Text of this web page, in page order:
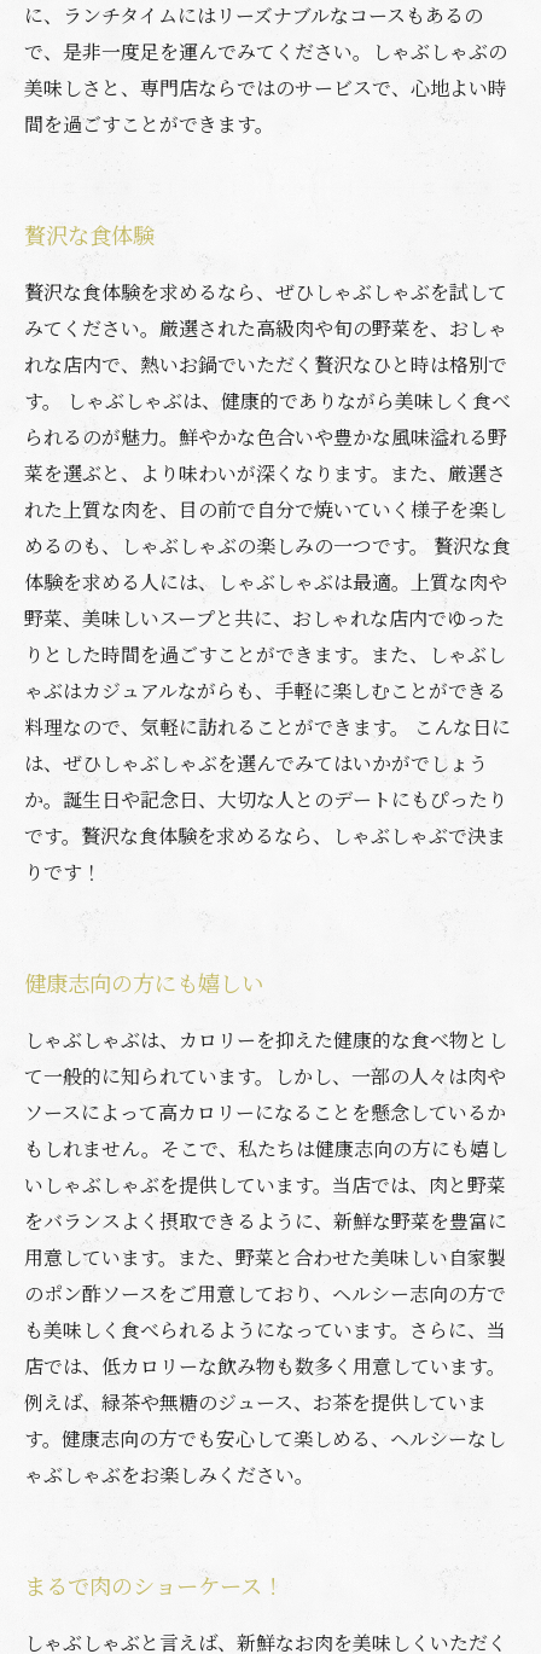
に、ランチタイムにはリーズナブルなコースもあるの
で、是非一度足を運んでみてください。しゃぶしゃぶの
美味しさと、専門店ならではのサービスで、心地よい時
間を過ごすことができます。
贅沢な食体験
贅沢な食体験を求めるなら、ぜひしゃぶしゃぶを試して
みてください。厳選された高級肉や旬の野菜を、おしゃ
れな店内で、熱いお鍋でいただく贅沢なひと時は格別で
す。 しゃぶしゃぶは、健康的でありながら美味しく食べ
られるのが魅力。鮮やかな色合いや豊かな風味溢れる野
菜を選ぶと、より味わいが深くなります。また、厳選さ
れた上質な肉を、目の前で自分で焼いていく様子を楽し
めるのも、しゃぶしゃぶの楽しみの一つです。 贅沢な食
体験を求める人には、しゃぶしゃぶは最適。上質な肉や
野菜、美味しいスープと共に、おしゃれな店内でゆった
りとした時間を過ごすことができます。また、しゃぶし
ゃぶはカジュアルながらも、手軽に楽しむことができる
料理なので、気軽に訪れることができます。 こんな日に
は、ぜひしゃぶしゃぶを選んでみてはいかがでしょう
か。誕生日や記念日、大切な人とのデートにもぴったり
です。贅沢な食体験を求めるなら、しゃぶしゃぶで決ま
りです！
健康志向の方にも嬉しい
しゃぶしゃぶは、カロリーを抑えた健康的な食べ物とし
て一般的に知られています。しかし、一部の人々は肉や
ソースによって高カロリーになることを懸念しているか
もしれません。そこで、私たちは健康志向の方にも嬉し
いしゃぶしゃぶを提供しています。当店では、肉と野菜
をバランスよく摂取できるように、新鮮な野菜を豊富に
用意しています。また、野菜と合わせた美味しい自家製
のポン酢ソースをご用意しており、ヘルシー志向の方で
も美味しく食べられるようになっています。さらに、当
店では、低カロリーな飲み物も数多く用意しています。
例えば、緑茶や無糖のジュース、お茶を提供していま
す。健康志向の方でも安心して楽しめる、ヘルシーなし
ゃぶしゃぶをお楽しみください。
まるで肉のショーケース！
しゃぶしゃぶと言えば、新鮮なお肉を美味しくいただく